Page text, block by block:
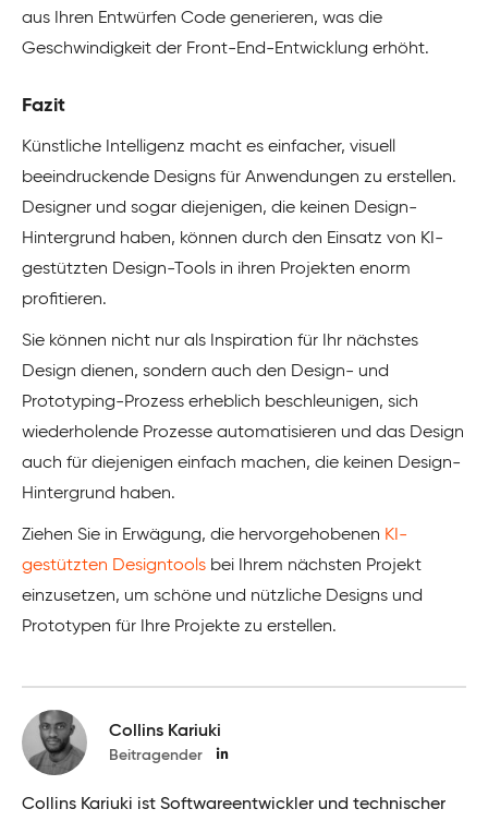
aus Ihren Entwürfen Code generieren, was die
Geschwindigkeit der Front-End-Entwicklung erhöht.
Fazit
Künstliche Intelligenz macht es einfacher, visuell
beeindruckende Designs für Anwendungen zu erstellen.
Designer und sogar diejenigen, die keinen Design-
Hintergrund haben, können durch den Einsatz von KI-
gestützten Design-Tools in ihren Projekten enorm
profitieren.
Sie können nicht nur als Inspiration für Ihr nächstes
Design dienen, sondern auch den Design- und
Prototyping-Prozess erheblich beschleunigen, sich
wiederholende Prozesse automatisieren und das Design
auch für diejenigen einfach machen, die keinen Design-
Hintergrund haben.
Ziehen Sie in Erwägung, die hervorgehobenen KI-
gestützten Designtools bei Ihrem nächsten Projekt
einzusetzen, um schöne und nützliche Designs und
Prototypen für Ihre Projekte zu erstellen.
Collins Kariuki
Beitragender
Collins Kariuki ist Softwareentwickler und technischer